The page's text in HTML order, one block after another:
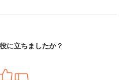
に立ちましたか？